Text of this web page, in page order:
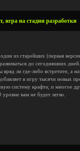
игра на стадии разработки
из старейших (первая
до сегодняшних
вряд ли где-либо встретите, а
в игру тысячи новых
систему крафта; и многое
вам не будет легко.